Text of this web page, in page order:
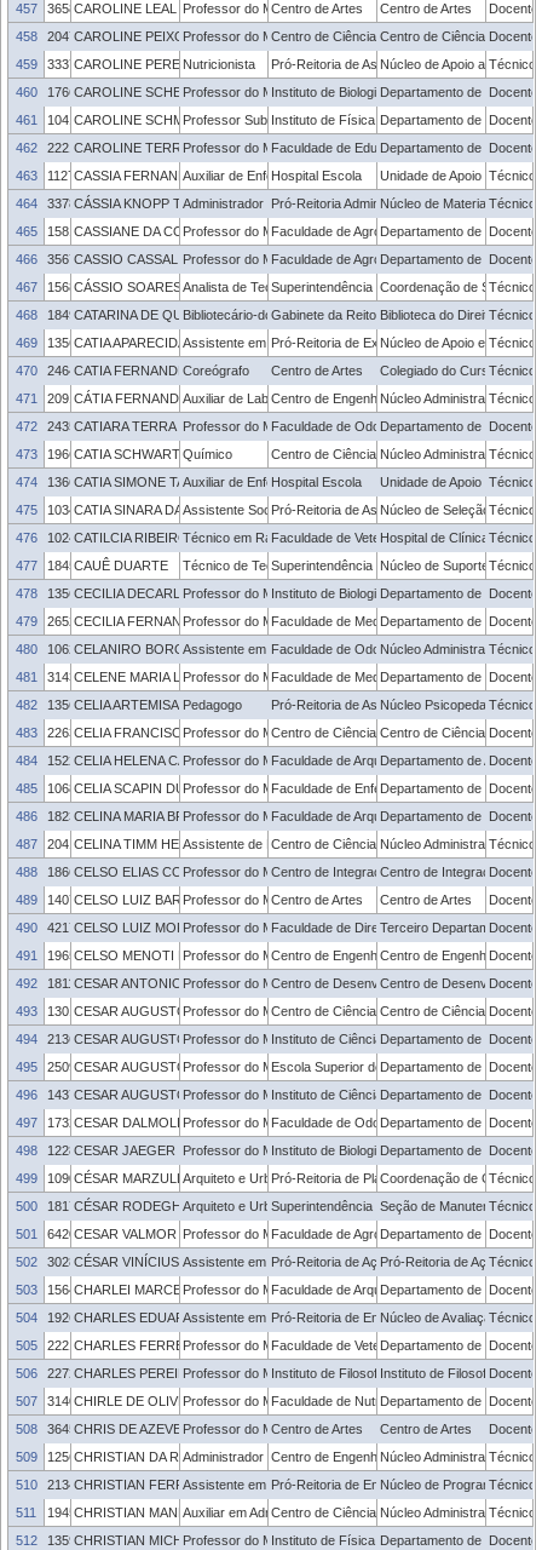
457
3658626CAROLINE LEAL BONILHAProfessor do Magistério Superior
Centro de Artes Centro de Artes
Docente
458
2047149CAROLINE PEIXOTO BASTOSProfessor do Magistério Superior
Centro de Ciências Químicas, Farmacêuticas
Centro de CiênciasDocente
459
3337607CAROLINE PEREIRA DAS NEVES
Nutricionista Pró-Reitoria de Assuntos Estudantis
Núcleo de Apoio aosTécnico
460
1766286CAROLINE SCHERERProfessor do Magistério Superior
Instituto de BiologiaDepartamento de Botânica
Docente
461
1041558CAROLINE SCHMECHEL SCHIAVON
Professor SubstitutoInstituto de Física e Matemática
Departamento de Física
Docente
462
2221095CAROLINE TERRA DE OLIVEIRAProfessor do Magistério Superior
Faculdade de EducaçãoDepartamento de Ensino
Docente
463
1127989CASSIA FERNANDA DOS SANTOS SILVEIRA
Auxiliar de EnfermagemHospital Escola Unidade de Apoio aoTécnico
464
3378049CÁSSIA KNOPP TIMMAdministrador Pró-Reitoria AdministrativaNúcleo de Material Técnico
465
1581028CASSIANE DA COSTAProfessor do Magistério Superior
Faculdade de Agronomia Eliseu Maciel
Departamento de Ciências
Docente
466
3567171CASSIO CASSAL BRAUNERProfessor do Magistério Superior
Faculdade de Agronomia Eliseu Maciel
Departamento de Zootecnia
Docente
467
1568888CÁSSIO SOARES CARVALHOAnalista de Tecnologia da Informação
Superintendência de Gestão de Tecnologia
Coordenação de Sistemas
Técnico
468
1849911CATARINA DE QUEVEDO PRESTES DE CARVALHO
Bibliotecário-documentalista
Gabinete da ReitoriaBiblioteca do DireitoTécnico
469
1356427CATIA APARECIDA LEITE DA SILVA
Assistente em AdministraçãoPró-Reitoria de Extensão e Cultura
Núcleo de Apoio eTécnico
470
2464223CATIA FERNANDES DE CARVALHO
Coreógrafo Centro de Artes Colegiado do Curso de
Técnico
471
2091256CÁTIA FERNANDES LEITEAuxiliar de LaboratórioCentro de EngenhariasNúcleo Administrativo -
Técnico
472
2435804CATIARA TERRA DA COSTAProfessor do Magistério Superior
Faculdade de OdontologiaDepartamento de Docente
473
1966657CATIA SCHWARTZ RADATZ
Químico Centro de Ciências Químicas, Farmacêuticas
Núcleo Administrativo -
Técnico
474
1366346CATIA SIMONE TAVARES SALLABERRY
Auxiliar de EnfermagemHospital Escola Unidade de Apoio aoTécnico
475
1034128CATIA SINARA DA SILVA TAVARES
Assistente SocialPró-Reitoria de Assuntos Estudantis
Núcleo de Seleção eTécnico
476
1024755CATILCIA RIBEIRO MEIRELESTécnico em RadiologiaFaculdade de VeterináriaHospital de ClínicaTécnico
477
1845178CAUÊ DUARTE Técnico de Tecnologia da Informação
Superintendência de Gestão de Tecnologia
Núcleo de Suporte,Técnico
478
1356330CECILIA DECARLI Professor do Magistério Superior
Instituto de BiologiaDepartamento de
Docente
479
2652808CECILIA FERNANDES LOREAProfessor do Magistério Superior
Faculdade de MedicinaDepartamento de Medicina
Docente
480
1062731CELANIRO BORGES DE FARIAS JUNIOR
Assistente em AdministraçãoFaculdade de OdontologiaNúcleo Administrativo - FO
Técnico
481
3143015CELENE MARIA LONGO DA SILVAProfessor do Magistério Superior
Faculdade de MedicinaDepartamento de Medicina
Docente
482
1356621CELIA ARTEMISA GOMES RODRIGUES MIRANDA
Pedagogo Pró-Reitoria de Assuntos Estudantis
Núcleo Psicopedagógico
Técnico
483
2263113CELIA FRANCISCA CENTENO DA ROSA
Professor do Magistério Superior
Centro de Ciências Químicas, Farmacêuticas
Centro de CiênciasDocente
484
1522801CELIA HELENA CASTRO GONSALES
Professor do Magistério Superior
Faculdade de Arquitetura e Urbanismo
Departamento de Docente
485
1068301CELIA SCAPIN DUARTEProfessor do Magistério Superior
Faculdade de EnfermagemDepartamento de Docente
486
1823538CELINA MARIA BRITTO CORREAProfessor do Magistério Superior
Faculdade de Arquitetura e Urbanismo
Departamento de Docente
487
2041347CELINA TIMM HERNANDEAssistente de LaboratórioCentro de Ciências Químicas, Farmacêuticas
Núcleo Administrativo -
Técnico
488
1866460CELSO ELIAS CORRADIProfessor do Magistério Superior
Centro de Integração do Mercosul
Centro de Integração do
Docente
489
1407536CELSO LUIZ BARRUFI DOS SANTOS JUNIOR
Professor do Magistério Superior
Centro de Artes Centro de Artes
Docente
490
421716CELSO LUIZ MORESCOProfessor do Magistério Superior
Faculdade de DireitoTerceiro Departamento
Docente
491
1965144CELSO MENOTI DA SILVAProfessor do Magistério Superior
Centro de EngenhariasCentro de Engenharias
Docente
492
1811864CESAR ANTONIO OROPESA AVELLANEDA
Professor do Magistério Superior
Centro de Desenvolvimento Tecnológico
Centro de
Docente
493
1301650CESAR AUGUSTO BRUNINGProfessor do Magistério Superior
Centro de Ciências Químicas, Farmacêuticas
Centro de CiênciasDocente
494
2136903CESAR AUGUSTO FERRARI MARTINEZ
Professor do Magistério Superior
Instituto de Ciências HumanasDepartamento de Geografia
Docente
495
2509584CESAR AUGUSTO OTERO VAGHETTI
Professor do Magistério Superior
Escola Superior de Educação Física e
Departamento de Docente
496
1437228CESAR AUGUSTO OVIEDO TEJADA
Professor do Magistério Superior
Instituto de Ciências HumanasDepartamento de Economia
Docente
497
1732099CESAR DALMOLIN BERGOLIProfessor do Magistério Superior
Faculdade de OdontologiaDepartamento de Docente
498
1228249CESAR JAEGER DREHMERProfessor do Magistério Superior
Instituto de BiologiaDepartamento de Docente
499
1090702CÉSAR MARZULLO AGUIAR CENTENO RODRIGUES
Arquiteto e UrbanistaPró-Reitoria de Planejamento e
Coordenação de Gestão
Técnico
500
1817228CÉSAR RODEGHIERO ROSA
Arquiteto e UrbanistaSuperintendência de Infraestrutura
Seção de Manutenção do
Técnico
501
6420904CESAR VALMOR ROMBALDIProfessor do Magistério Superior
Faculdade de Agronomia Eliseu Maciel
Departamento de Ciência
Docente
502
3028844CÉSAR VINÍCIUS CAVALHEIRO SCHWARTZ
Assistente em AdministraçãoPró-Reitoria de Ações Afirmativas e Equidade
Pró-Reitoria de AçõesTécnico
503
1564744CHARLEI MARCELO PALIGAProfessor do Magistério Superior
Faculdade de Arquitetura e Urbanismo
Departamento de Docente
504
1926099CHARLES EDUARDO DA CRUZ DO AMARAL
Assistente em Administração
Pró-Reitoria de EnsinoNúcleo de AvaliaçãoTécnico
505
2221294CHARLES FERREIRA MARTINSProfessor do Magistério Superior
Faculdade de VeterináriaDepartamento de Clínicas
Docente
506
2272043CHARLES PEREIRA PENNAFORTE
Professor do Magistério Superior
Instituto de Filosofia, Sociologia e Política
Instituto de Filosofia,Docente
507
3140856CHIRLE DE OLIVEIRA RAPHAELLIProfessor do Magistério Superior
Faculdade de NutriçãoDepartamento de Nutrição
Docente
508
3645877CHRIS DE AZEVEDO RAMILProfessor do Magistério Superior
Centro de Artes Centro de Artes
Docente
509
1256800CHRISTIAN DA ROSA MALUC
Administrador Centro de EngenhariasNúcleo Administrativo -
Técnico
510
2134144CHRISTIAN FERREIRA MACKEDANZ
Assistente em Administração
Pró-Reitoria de EnsinoNúcleo de Programas e
Técnico
511
1945971CHRISTIAN MANETTI GEISLER
Auxiliar em AdministraçãoCentro de Ciências Socio-Organizacionais
Núcleo Administrativo -
Técnico
512
1359813CHRISTIAN MICHEL DA CUNHA GARCIA
Professor do Magistério Superior
Instituto de Física e Matemática
Departamento de Docente